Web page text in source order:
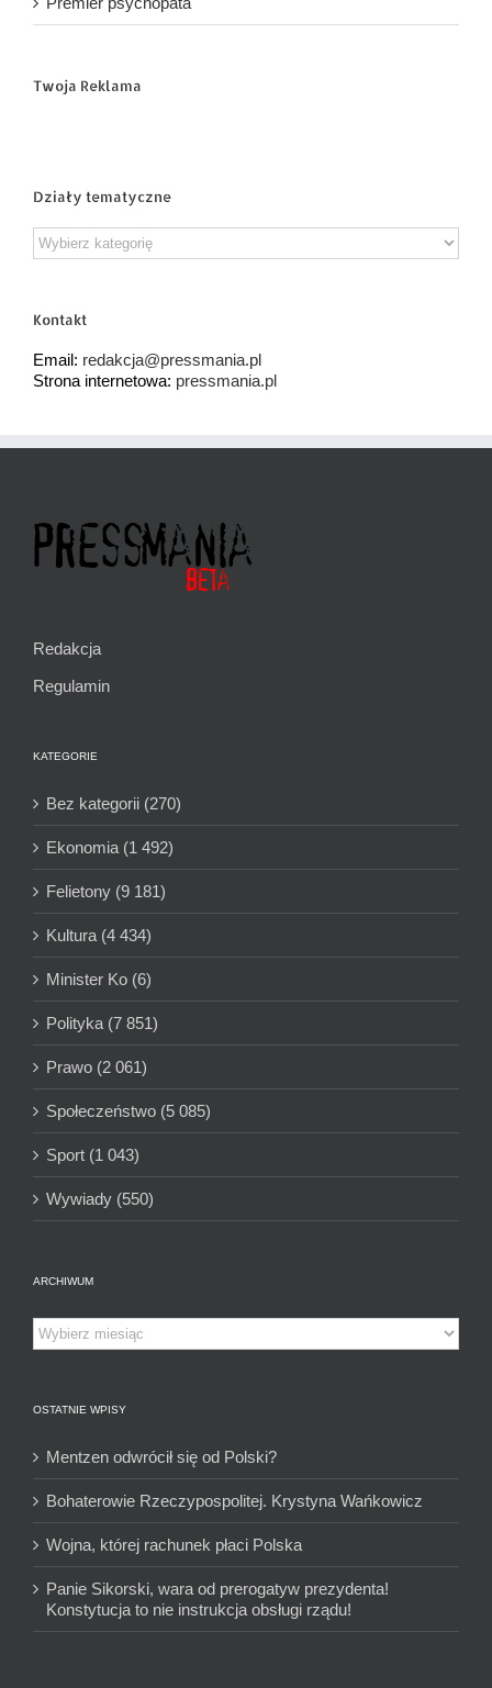
Twoja Reklama
Działy tematyczne
Działy
tematyczne
Kontakt
Email: redakcja@pressmania.pl
Strona internetowa: pressmania.pl
Redakcja
Regulamin
KATEGORIE
Bez kategorii (270)
Ekonomia (1 492)
Felietony (9 181)
Kultura (4 434)
Minister Ko (6)
Polityka (7 851)
Prawo (2 061)
Społeczeństwo (5 085)
Sport (1 043)
Wywiady (550)
ARCHIWUM
Archiwum
OSTATNIE WPISY
Mentzen odwrócił się od Polski?
Bohaterowie Rzeczypospolitej. Krystyna Wańkowicz
Wojna, której rachunek płaci Polska
Panie Sikorski, wara od prerogatyw prezydenta!
Konstytucja to nie instrukcja obsługi rządu!